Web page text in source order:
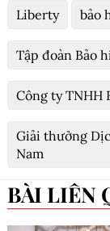
Liberty bảo
Tập đoàn Bảo
Công ty TNHH
Giải thưởng
Nam
BÀI LIÊN